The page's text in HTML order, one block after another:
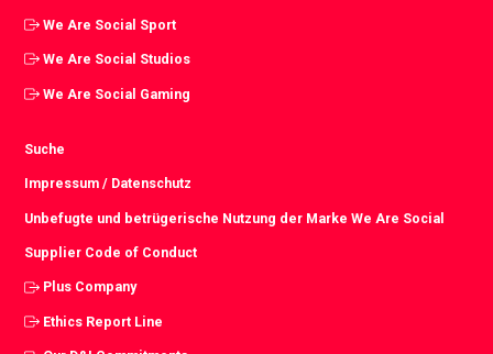
We Are Social Sport
We Are Social Studios
We Are Social Gaming
Suche
Impressum / Datenschutz
Unbefugte und betrügerische Nutzung der Marke We Are Social
Supplier Code of Conduct
Plus Company
Ethics Report Line